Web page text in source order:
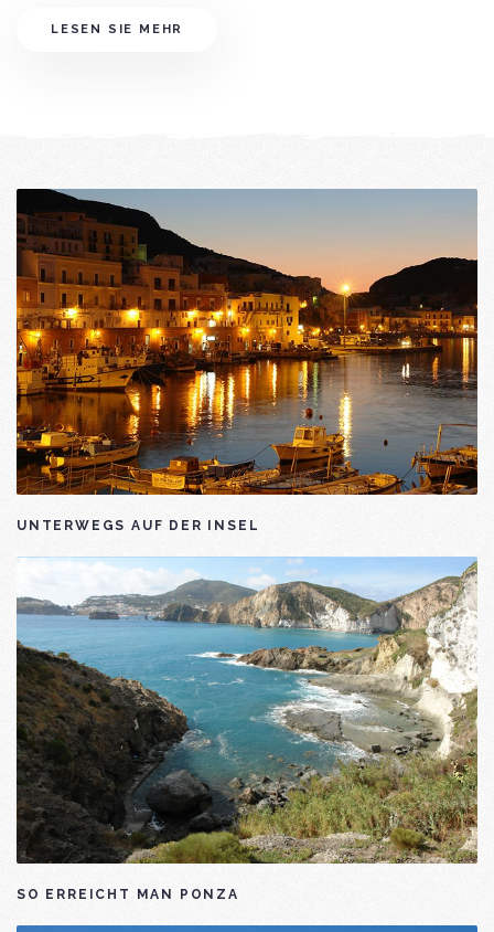
LESEN SIE MEHR
UNTERWEGS AUF DER INSEL
SO ERREICHT MAN PONZA